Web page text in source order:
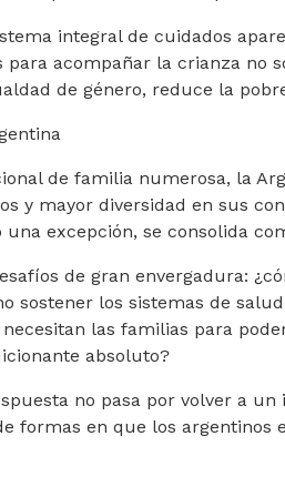
integral de cuidados
para acompañar la crianza no
de género, reduce la
de familia numerosa, la
y mayor diversidad en sus
excepción, se consolida
de gran envergadura:
sostener los sistemas de
necesitan las familias para
absoluto?
no pasa por volver a
formas en que los argentinos